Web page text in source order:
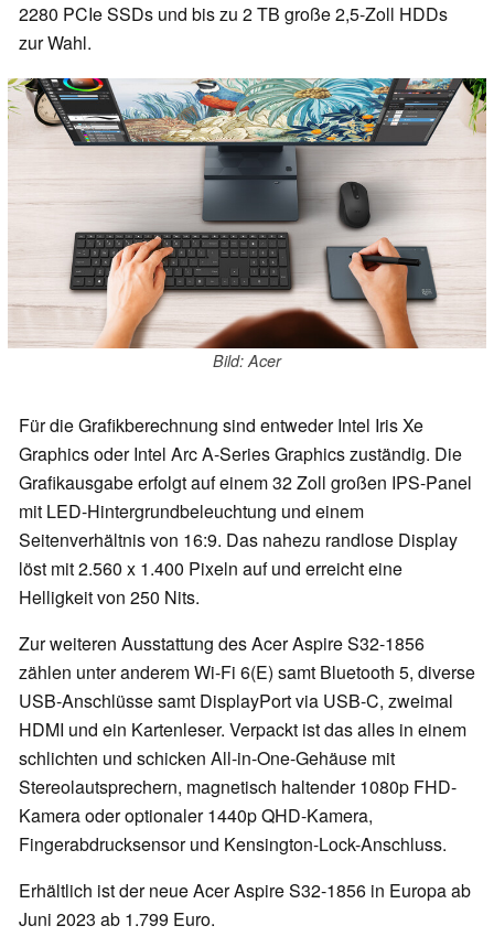
2280 PCIe SSDs und bis zu 2 TB große 2,5-Zoll HDDs
zur Wahl.
Bild: Acer
Für die Grafikberechnung sind entweder Intel Iris Xe
Graphics oder Intel Arc A-Series Graphics zuständig. Die
Grafikausgabe erfolgt auf einem 32 Zoll großen IPS-Panel
mit LED-Hintergrundbeleuchtung und einem
Seitenverhältnis von 16:9. Das nahezu randlose Display
löst mit 2.560 x 1.400 Pixeln auf und erreicht eine
Helligkeit von 250 Nits.
Zur weiteren Ausstattung des Acer Aspire S32-1856
zählen unter anderem Wi-Fi 6(E) samt Bluetooth 5, diverse
USB-Anschlüsse samt DisplayPort via USB-C, zweimal
HDMI und ein Kartenleser. Verpackt ist das alles in einem
schlichten und schicken All-in-One-Gehäuse mit
Stereolautsprechern, magnetisch haltender 1080p FHD-
Kamera oder optionaler 1440p QHD-Kamera,
Fingerabdrucksensor und Kensington-Lock-Anschluss.
Erhältlich ist der neue Acer Aspire S32-1856 in Europa ab
Juni 2023 ab 1.799 Euro.